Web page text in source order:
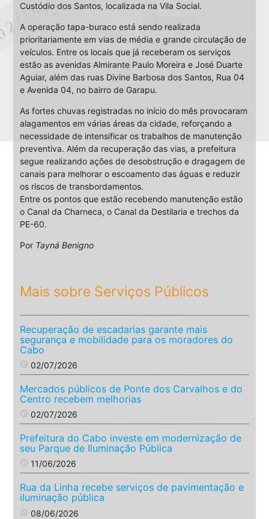
Custódio dos Santos, localizada na Vila Social.
A operação tapa-buraco está sendo realizada
prioritariamente em vias de média e grande circulação de
veículos. Entre os locais que já receberam os serviços
estão as avenidas Almirante Paulo Moreira e José Duarte
Aguiar, além das ruas Divine Barbosa dos Santos, Rua 04
e Avenida 04, no bairro de Garapu.
As fortes chuvas registradas no início do mês provocaram
alagamentos em várias áreas da cidade, reforçando a
necessidade de intensificar os trabalhos de manutenção
preventiva. Além da recuperação das vias, a prefeitura
segue realizando ações de desobstrução e dragagem de
canais para melhorar o escoamento das águas e reduzir
os riscos de transbordamentos.
Entre os pontos que estão recebendo manutenção estão
o Canal da Charneca, o Canal da Destilaria e trechos da
PE-60.
Por Tayná Benigno
Mais sobre Serviços Públicos
Recuperação de escadarias garante mais
segurança e mobilidade para os moradores do
Cabo
access_time 02/07/2026
Mercados públicos de Ponte dos Carvalhos e do
Centro recebem melhorias
access_time 02/07/2026
Prefeitura do Cabo investe em modernização de
seu Parque de Iluminação Pública
access_time 11/06/2026
Rua da Linha recebe serviços de pavimentação e
iluminação pública
access_time 08/06/2026